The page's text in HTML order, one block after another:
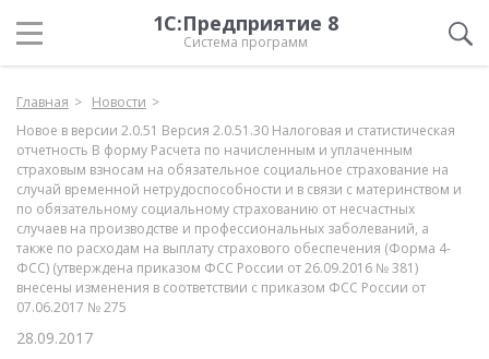
1С:Предприятие 8
Система программ
Главная
Новости
Новое в версии 2.0.51 Версия 2.0.51.30 Налоговая и статистическая
отчетность В форму Расчета по начисленным и уплаченным
страховым взносам на обязательное социальное страхование на
случай временной нетрудоспособности и в связи с материнством и
по обязательному социальному страхованию от несчастных
случаев на производстве и профессиональных заболеваний, а
также по расходам на выплату страхового обеспечения (Форма 4-
ФСС) (утверждена приказом ФСС России от 26.09.2016 № 381)
внесены изменения в соответствии с приказом ФСС России от
07.06.2017 № 275
28.09.2017